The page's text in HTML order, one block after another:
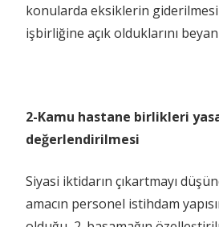
konularda eksiklerin
işbirliğine açık olduklarını
2-Kamu hastane birlikleri yasa
değerlendirilmesi
Siyasi iktidarın çıkartmayı
amacın personel istihdam